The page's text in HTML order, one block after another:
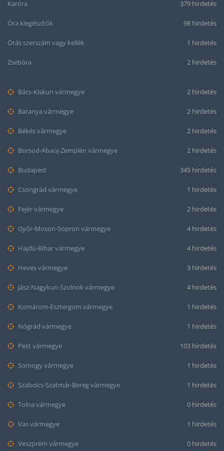
Karóra 379 hirdetés
Óra kiegészítők 98 hirdetés
Órás szerszám vagy kellék 1 hirdetés
Zsebóra 2 hirdetés
Bács-Kiskun vármegye 2 hirdetés
Baranya vármegye 2 hirdetés
Békés vármegye 2 hirdetés
Borsod-Abaúj-Zemplén vármegye 2 hirdetés
Budapest 345 hirdetés
Csongrád vármegye 1 hirdetés
Fejér vármegye 2 hirdetés
Győr-Moson-Sopron vármegye 4 hirdetés
Hajdú-Bihar vármegye 4 hirdetés
Heves vármegye 3 hirdetés
Jász-Nagykun-Szolnok vármegye 4 hirdetés
Komárom-Esztergom vármegye 1 hirdetés
Nógrád vármegye 1 hirdetés
Pest vármegye 103 hirdetés
Somogy vármegye 1 hirdetés
Szabolcs-Szatmár-Bereg vármegye 1 hirdetés
Tolna vármegye 0 hirdetés
Vas vármegye 1 hirdetés
Veszprém vármegye 0 hirdetés